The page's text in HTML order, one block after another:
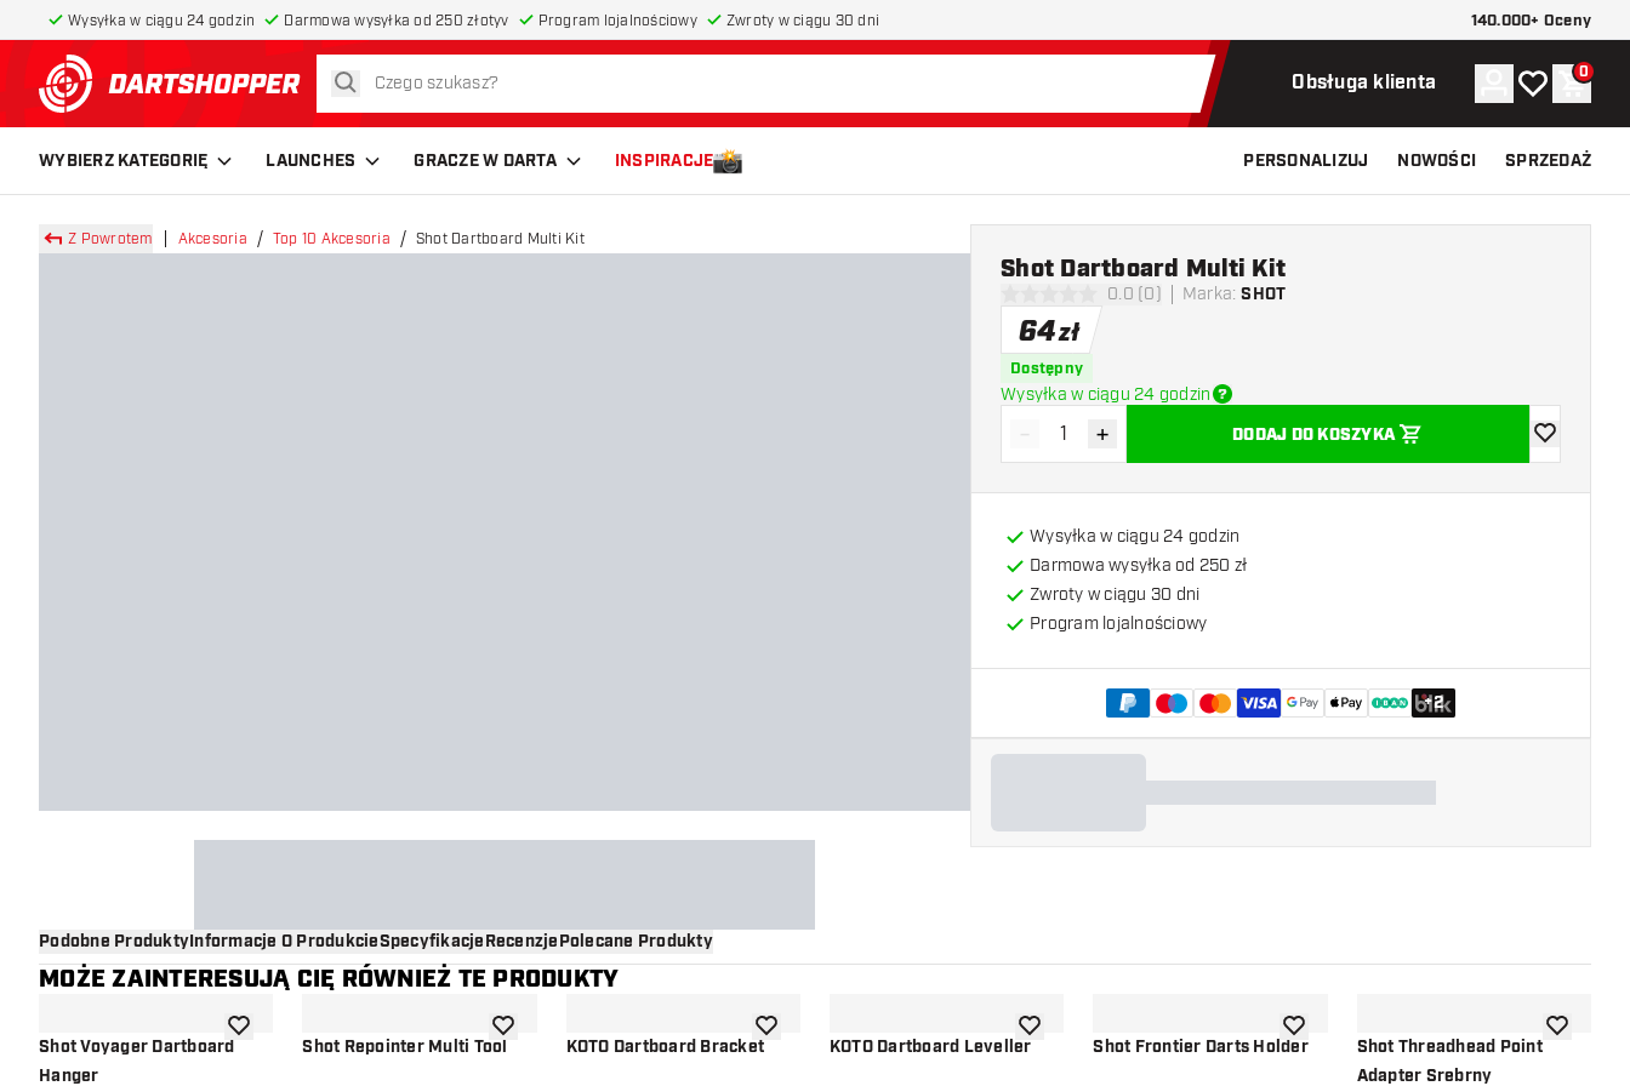
Wysyłka w ciągu 24 godzin Darmowa wysyłka od 250 złotyv Program lojalnościowy Zwroty w ciągu 30 dni 140.000+ Oceny
powrót do strony głównej
szukaj Obsługa klienta Konto
Moja listaKoszyk
0
WYBIERZ KATEGORIĘ LAUNCHES GRACZE W DARTA INSPIRACJE PERSONALIZUJ NOWOŚCI SPRZEDAŻ
Z Powrotem Akcesoria Top 10 Akcesoria Shot Dartboard Multi Kit
0 gwiazdki oceny0.0 (0) Marka: SHOT
Shot Dartboard Multi Kit
64zł
Dostępny
Wysyłka w ciągu 24 godzin
Zmniejsz ilość
- Zwiększ ilość
+ DODAJ DO KOSZYKA
dodaj do
Wysyłka w ciągu 24 godzin
Darmowa wysyłka od 250 zł
Zwroty w ciągu 30 dni
Program lojalnościowy
+2
Podobne ProduktyInformacje O ProdukcieSpecyfikacjeRecenzjePolecane Produkty
MOŻE ZAINTERESUJĄ CIĘ RÓWNIEŻ TE PRODUKTY
Shot Voyager Dartboard
Hanger
dodaj do listy życzeńShot Repointer Multi Tooldodaj do listy życzeńKOTO Dartboard Bracketdodaj do listy życzeńKOTO Dartboard Levellerdodaj do listy życzeńShot Frontier Darts Holderdodaj do listy życzeńShot Threadhead Point
Adapter Srebrny
dodaj do